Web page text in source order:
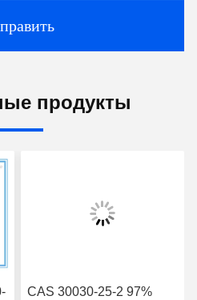
продукты
CAS 30030-25-2 97%